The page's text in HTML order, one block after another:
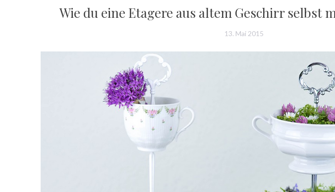
Wie du eine Etagere aus altem Geschirr selbst
13. Mai 2015